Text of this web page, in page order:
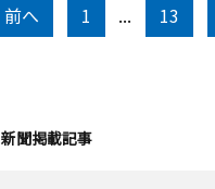
新聞掲載記事
前へ 1 ... 13